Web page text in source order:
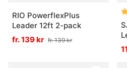
RIO PowerflexPlus
Leader 12ft 2-pack
fr. 139 kr fr. 139 kr